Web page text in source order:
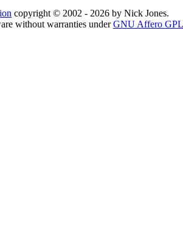
copyright © 2002 - 2026 by Nick Jones.
without warranties underGNU Affero GPL